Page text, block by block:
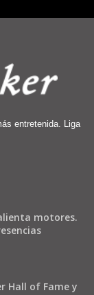
entretenida. Liga
motores.
Hall of Fame y